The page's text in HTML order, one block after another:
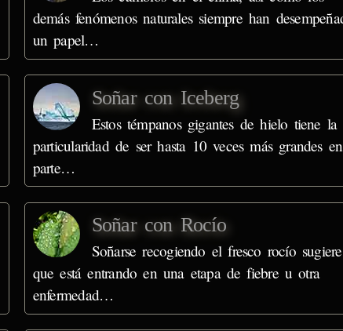
demás fenómenos naturales siempre han
un papel…
Soñar con Iceberg
Estos témpanos gigantes de hielo tiene la
particularidad de ser hasta 10 veces más grandes
parte…
Soñar con Rocío
Soñarse recogiendo el fresco rocío sugiere
que está entrando en una etapa de fiebre u otra
enfermedad…